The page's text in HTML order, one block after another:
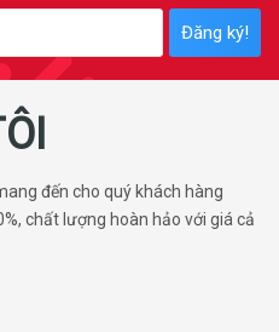
Đăng ký!
đến cho quý khách hàng
chất lượng hoàn hảo với giá cả